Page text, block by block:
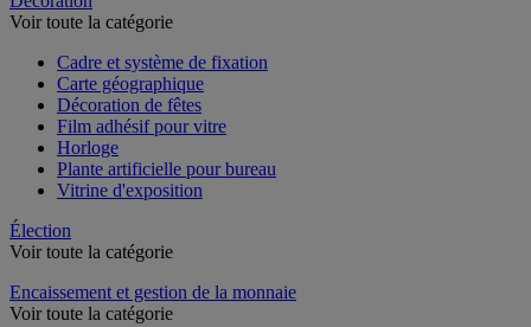
Décoration
Cadre et système de fixation
Carte géographique
Décoration de fêtes
Film adhésif pour vitre
Horloge
Plante artificielle pour bureau
Élection
Encaissement et gestion de la monnaie